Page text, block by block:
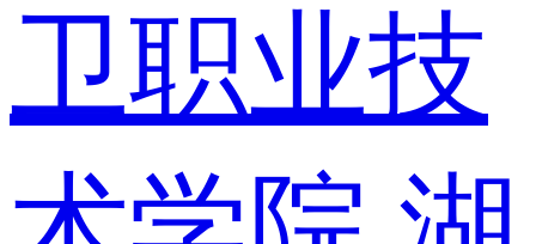
卫职业技